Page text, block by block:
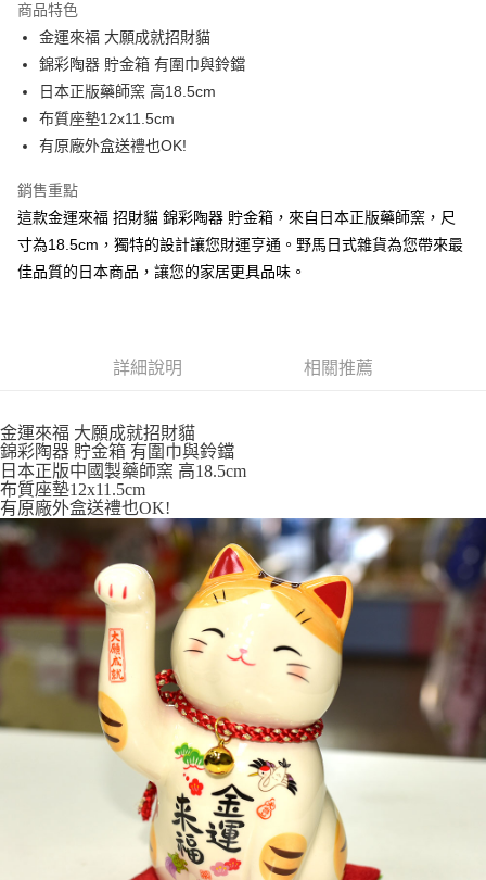
合作金庫商業銀行
華南商業銀行
上海商業儲蓄銀行
國泰世華商業銀行
臺灣中小企業銀行
匯豐（台灣）商業銀行
聯邦商業銀行
元大商業銀行
台新國際商業銀行
中國信託商業銀行
台灣樂天信用卡公司
超商取貨付款
LINE Pay
Apple Pay
街口支付
悠遊付
Google Pay
ATM付款
付款後全家取貨
每筆NT$65，滿NT$999(含以上)免運費
7-11取貨付款
每筆NT$65，滿NT$999(含以上)免運費
付款後7-11取貨
每筆NT$65，滿NT$999(含以上)免運費
每筆NT$100，滿NT$999(含以上)免運費
商品特色
金運來福 大願成就招財貓
錦彩陶器 貯金箱 有圍巾與鈴鐺
日本正版藥師窯 高18.5cm
布質座墊12x11.5cm
有原廠外盒送禮也OK!
銷售重點
這款金運來福 招財貓 錦彩陶器 貯金箱，來自日本正版藥師窯，尺
寸為18.5cm，獨特的設計讓您財運亨通。野馬日式雜貨為您帶來最
佳品質的日本商品，讓您的家居更具品味。
詳細說明 相關推薦
金運來福 大願成就招財貓
錦彩陶器 貯金箱 有圍巾與鈴鐺
日本正版中國製藥師窯 高18.5cm
布質座墊12x11.5cm
有原廠外盒送禮也OK!